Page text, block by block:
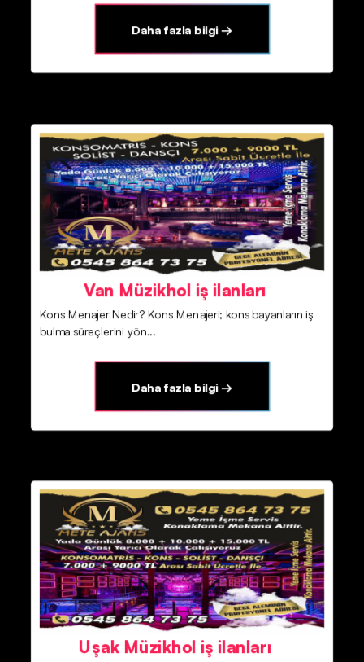
Daha fazla bilgi →
Van Müzikhol iş ilanları
Kons Menajer Nedir? Kons Menajeri; kons bayanların iş
bulma süreçlerini yön...
Daha fazla bilgi →
Uşak Müzikhol iş ilanları